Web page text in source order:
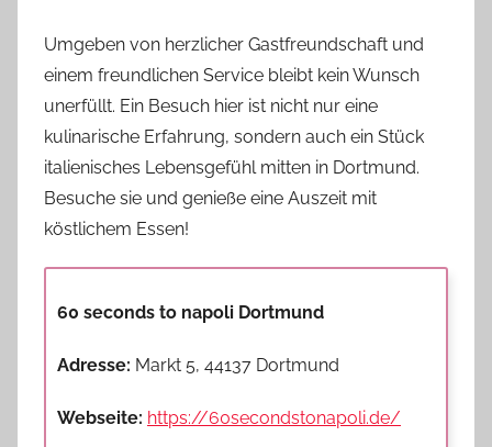
Umgeben von herzlicher Gastfreundschaft und
einem freundlichen Service bleibt kein Wunsch
unerfüllt. Ein Besuch hier ist nicht nur eine
kulinarische Erfahrung, sondern auch ein Stück
italienisches Lebensgefühl mitten in Dortmund.
Besuche sie und genieße eine Auszeit mit
köstlichem Essen!
60 seconds to napoli Dortmund
Adresse: Markt 5, 44137 Dortmund
Webseite: https://60secondstonapoli.de/